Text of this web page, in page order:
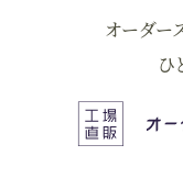
オーダー
ひ